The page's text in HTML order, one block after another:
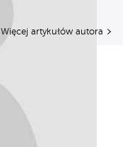
Więcej artykułów autora